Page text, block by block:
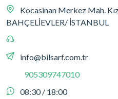
Kocasinan Merkez Mah.
BAHÇELİEVLER/ İSTANBUL
info@bilsarf.com.tr
905309747010
08:30 / 18:00